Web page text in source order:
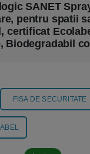
SANET
pentru spatii
certificat
Biodegradabil
FISA DE SECURITATE